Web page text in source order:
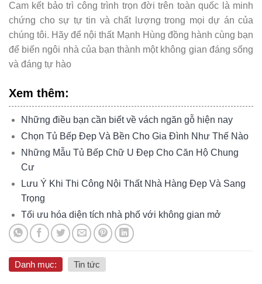
Cam kết bảo trì công trình trọn đời trên toàn quốc là minh
chứng cho sự tự tin và chất lượng trong mọi dự án của
chúng tôi. Hãy để nội thất Mạnh Hùng đồng hành cùng bạn
để biến ngôi nhà của bạn thành một không gian đáng sống
và đáng tự hào
Xem thêm:
Những điều bạn cần biết về vách ngăn gỗ hiện nay
Chọn Tủ Bếp Đẹp Và Bền Cho Gia Đình Như Thế Nào
Những Mẫu Tủ Bếp Chữ U Đẹp Cho Căn Hộ Chung
Cư
Lưu Ý Khi Thi Công Nội Thất Nhà Hàng Đẹp Và Sang
Trọng
Tối ưu hóa diện tích nhà phố với không gian mở
Danh mục: Tin tức